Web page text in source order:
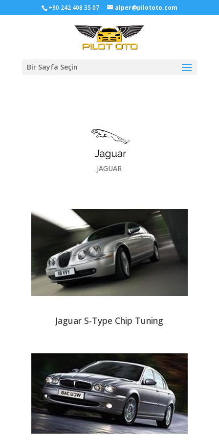
+90 242 408 35 07 alper@pilototo.com
Bir Sayfa Seçin
JAGUAR
Jaguar S-Type Chip Tuning